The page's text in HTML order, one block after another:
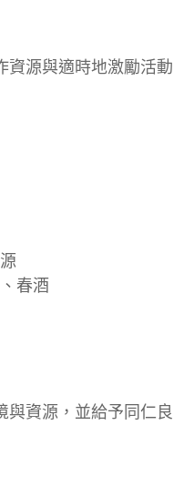
資源與適時地激勵活動
春酒
與資源，並給予同仁良